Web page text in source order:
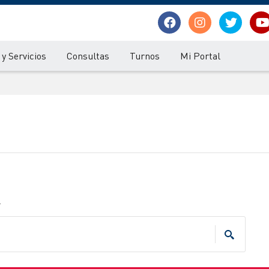
Servicios Consultas Turnos Mi Portal